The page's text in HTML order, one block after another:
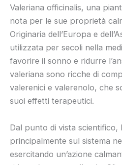
Valeriana officinalis, una
nota per le sue proprietà
Originaria dell’Europa e
utilizzata per secoli nella
favorire il sonno e ridurre
valeriana sono ricche di
valerenici e valerenolo, che
suoi effetti terapeutici.
Dal punto di vista scientifico,
principalmente sul sistema
esercitando un’azione